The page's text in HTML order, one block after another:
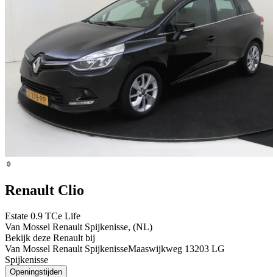
Renault Clio
Estate 0.9 TCe Life
Van Mossel Renault Spijkenisse, (NL)
Bekijk deze Renault bij
Van Mossel Renault SpijkenisseMaaswijkweg 13203 LG
Spijkenisse
Openingstijden